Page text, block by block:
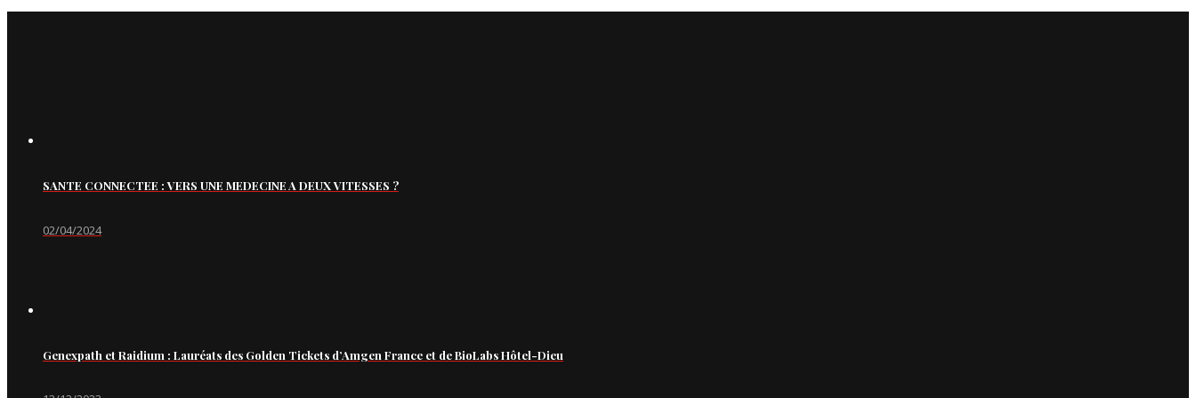
SANTE CONNECTEE : VERS UNE MEDECINE A DEUX VITESSES ?
02/04/2024
Genexpath et Raidium : Lauréats des Golden Tickets d’Amgen France et de BioLabs Hôtel-Dieu